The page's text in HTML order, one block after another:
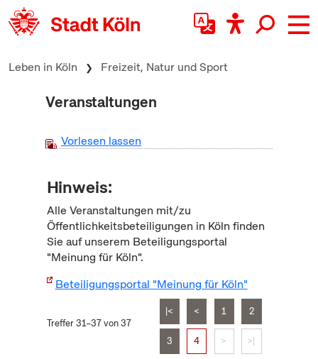
zum Inhalt springen
Leben in Köln Freizeit, Natur und Sport
Veranstaltungen
Vorlesen lassen
Hinweis:
Alle Veranstaltungen mit/zu
Öffentlichkeitsbeteiligungen in Köln finden
Sie auf unserem Beteiligungsportal
"Meinung für Köln".
Beteiligungsportal "Meinung für Köln"
Treffer 31–37 von 37
|< < 1 2
3 4 > >|